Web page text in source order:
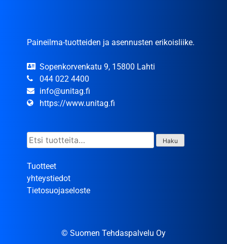
Paineilma-tuotteiden ja asennusten erikoisliike.
Sopenkorvenkatu 9, 15800 Lahti
044 022 4400
info@unitag.fi
https://www.unitag.fi
Etsi: Haku
Tuotteet
yhteystiedot
Tietosuojaseloste
© Suomen Tehdaspalvelu Oy